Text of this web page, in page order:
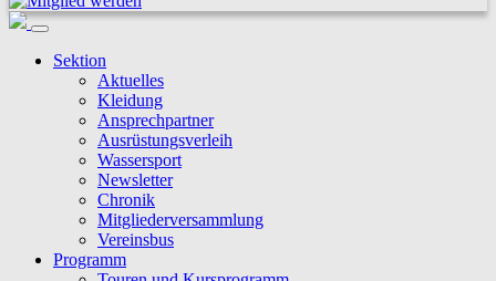
Sektion
Aktuelles
Kleidung
Ansprechpartner
Ausrüstungsverleih
Wassersport
Newsletter
Chronik
Mitgliederversammlung
Vereinsbus
Programm